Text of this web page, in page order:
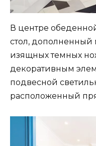
В центре
стол, дополненный
изящных темных
декоративным
подвесной
расположенный